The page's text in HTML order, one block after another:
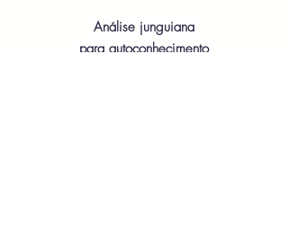
Análise junguiana
para autoconhecimento